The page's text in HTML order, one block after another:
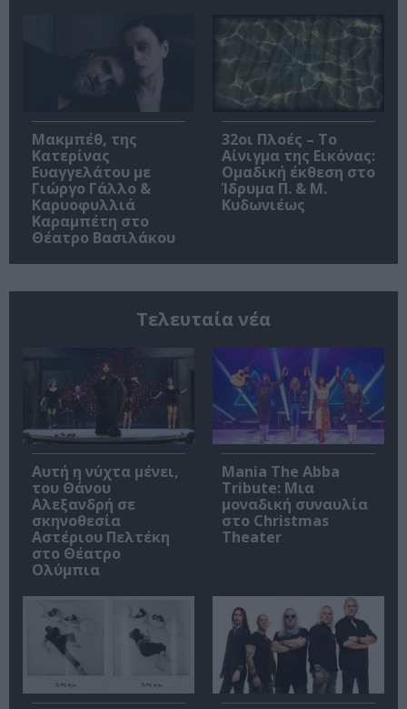
Μακμπέθ, της
Κατερίνας
Ευαγγελάτου με
Γιώργο Γάλλο &
Καρυοφυλλιά
Καραμπέτη στο
Θέατρο Βασιλάκου
32οι Πλοές – Το
Αίνιγμα της Εικόνας:
Ομαδική έκθεση στο
Ίδρυμα Π. & Μ.
Κυδωνιέως
Τελευταία νέα
Αυτή η νύχτα μένει,
του Θάνου
Αλεξανδρή σε
σκηνοθεσία
Αστέριου Πελτέκη
στο Θέατρο
Ολύμπια
Mania The Abba
Tribute: Μια
μοναδική συναυλία
στο Christmas
Theater